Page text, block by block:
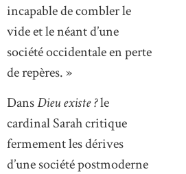
incapable de combler le
vide et le néant d’une
société occidentale en perte
de repères. »
DansDieu existe ?le
cardinal Sarah critique
fermement les dérives
d’une société postmoderne